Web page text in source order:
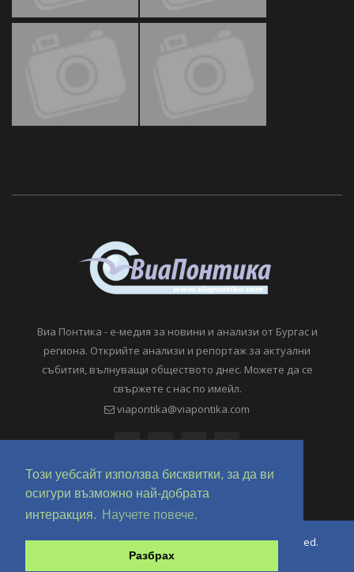
Този уебсайт използва бисквитки, за да ви
осигури възможно най-добрата
интеракция.
Научете повече.
Разбрах
Виа Понтика - е-медия за новини и анализи от Бургас и
региона. Открийте анализи и репортаж за актуални
събития, вълнуващи обществото днес. Можете да се
свържете с нас по имейл.
viapontika@viapontika.com
Copyright © 2018-2024 ViaPontika.com. All Rights Reserved.
Development @ OverHertz Ltd